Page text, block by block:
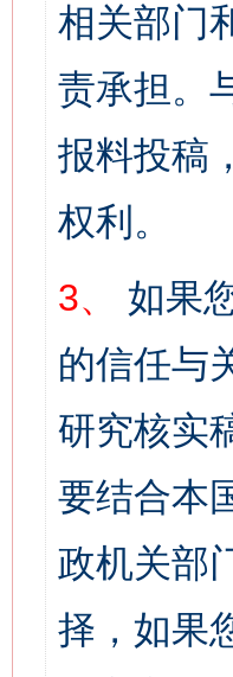
相关部门
责承担。
报料投稿
权利。
3、
如果
的信任与
研究核实
要结合本
政机关部
择，如果